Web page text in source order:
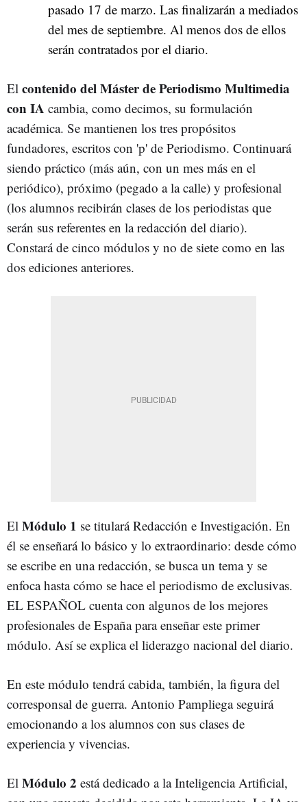
pasado 17 de marzo. Las finalizarán a mediados
del mes de septiembre. Al menos dos de ellos
serán contratados por el diario.
El contenido del Máster de Periodismo Multimedia
con IA cambia, como decimos, su formulación
académica. Se mantienen los tres propósitos
fundadores, escritos con 'p' de Periodismo. Continuará
siendo práctico (más aún, con un mes más en el
periódico), próximo (pegado a la calle) y profesional
(los alumnos recibirán clases de los periodistas que
serán sus referentes en la redacción del diario).
Constará de cinco módulos y no de siete como en las
dos ediciones anteriores.
El Módulo 1 se titulará Redacción e Investigación. En
él se enseñará lo básico y lo extraordinario: desde cómo
se escribe en una redacción, se busca un tema y se
enfoca hasta cómo se hace el periodismo de exclusivas.
EL ESPAÑOL cuenta con algunos de los mejores
profesionales de España para enseñar este primer
módulo. Así se explica el liderazgo nacional del diario.
En este módulo tendrá cabida, también, la figura del
corresponsal de guerra. Antonio Pampliega seguirá
emocionando a los alumnos con sus clases de
experiencia y vivencias.
El Módulo 2 está dedicado a la Inteligencia Artificial,